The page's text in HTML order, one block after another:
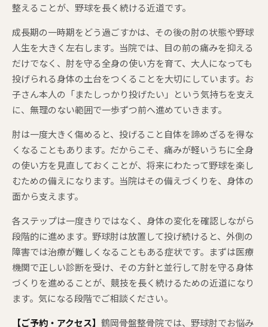
整えることが、野球を長く続ける近道です。
成長期の一時期をどう過ごすかは、その後の肘の状態や野球
人生を大きく左右します。当院では、目の前の痛みを抑える
だけでなく、肘を守る全身の使い方を育て、大人になっても
投げられる身体の土台をつくることを大切にしています。お
子さん本人の「またしっかり投げたい」という気持ちを支え
に、無理のない範囲で一歩ずつ前へ進めていきます。
肘は一度大きく傷めると、投げること自体を諦めざるを得な
くなることもあります。だからこそ、痛みが軽いうちに全身
の使い方を見直しておくことが、将来にわたって野球を楽し
むための備えになります。当院はその備えづくりを、身体の
面から支えます。
各ステップは一度きりではなく、身体の変化を確認しながら
段階的に進めます。野球肘は放置して投げ続けると、外側の
障害では治療が難しくなることもある症状です。まずは医療
機関で正しい診断を受け、その方針と並行して肘を守る身体
づくりを進めることが、競技を長く続けるための近道になり
ます。気になる段階でご相談ください。
【ご予約・アクセス】 鶴岡骨盤整骨院では、野球肘でお悩み